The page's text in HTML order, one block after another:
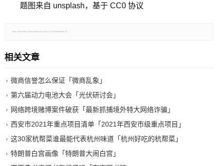
题图来自 unsplash，基于 CC0 协议
相关文章
微商信誉怎么保证「微商乱象」
第六届动力电池大会「光伏研讨会」
网络跨境赌博案件破获「最新抓捕境外特大网络诈骗」
西安市2021年重点项目清单「2021年西安市级重点项目」
这30家杭帮菜谁最能代表杭州味道「杭州好吃的杭帮菜」
特朗普白宫画像「特朗普大闹白宫」